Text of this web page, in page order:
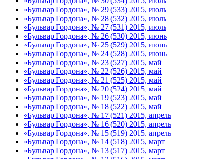
«Бульвар Гордона», № 29 (533) 2015, июль
«Бульвар Гордона», № 28 (532) 2015, июль
«Бульвар Гордона», № 27 (531) 2015, июль
«Бульвар Гордона», № 26 (530) 2015, июнь
«Бульвар Гордона», № 25 (529) 2015, июнь
«Бульвар Гордона», № 24 (528) 2015, июнь
«Бульвар Гордона», № 23 (527) 2015, май
«Бульвар Гордона», № 22 (526) 2015, май
«Бульвар Гордона», № 21 (525) 2015, май
«Бульвар Гордона», № 20 (524) 2015, май
«Бульвар Гордона», № 19 (523) 2015, май
«Бульвар Гордона», № 18 (522) 2015, май
«Бульвар Гордона», № 17 (521) 2015, апрель
«Бульвар Гордона», № 16 (520) 2015, апрель
«Бульвар Гордона», № 15 (519) 2015, апрель
«Бульвар Гордона», № 14 (518) 2015, март
«Бульвар Гордона», № 13 (517) 2015, март